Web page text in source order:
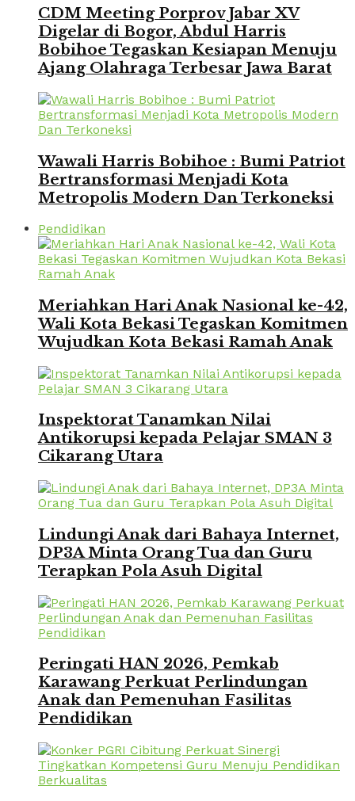
CDM Meeting Porprov Jabar XV
Digelar di Bogor, Abdul Harris
Bobihoe Tegaskan Kesiapan Menuju
Ajang Olahraga Terbesar Jawa Barat
Wawali Harris Bobihoe : Bumi Patriot
Bertransformasi Menjadi Kota
Metropolis Modern Dan Terkoneksi
Pendidikan
Meriahkan Hari Anak Nasional ke-42,
Wali Kota Bekasi Tegaskan Komitmen
Wujudkan Kota Bekasi Ramah Anak
Inspektorat Tanamkan Nilai
Antikorupsi kepada Pelajar SMAN 3
Cikarang Utara
Lindungi Anak dari Bahaya Internet,
DP3A Minta Orang Tua dan Guru
Terapkan Pola Asuh Digital
Peringati HAN 2026, Pemkab
Karawang Perkuat Perlindungan
Anak dan Pemenuhan Fasilitas
Pendidikan